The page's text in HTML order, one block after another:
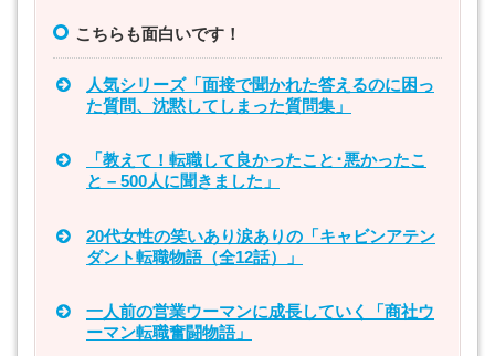
こちらも面白いです！
人気シリーズ「面接で聞かれた答えるのに困っ
た質問、沈黙してしまった質問集」
「教えて！転職して良かったこと･悪かったこ
と – 500人に聞きました」
20代女性の笑いあり涙ありの「キャビンアテン
ダント転職物語（全12話）」
一人前の営業ウーマンに成長していく「商社ウ
ーマン転職奮闘物語」